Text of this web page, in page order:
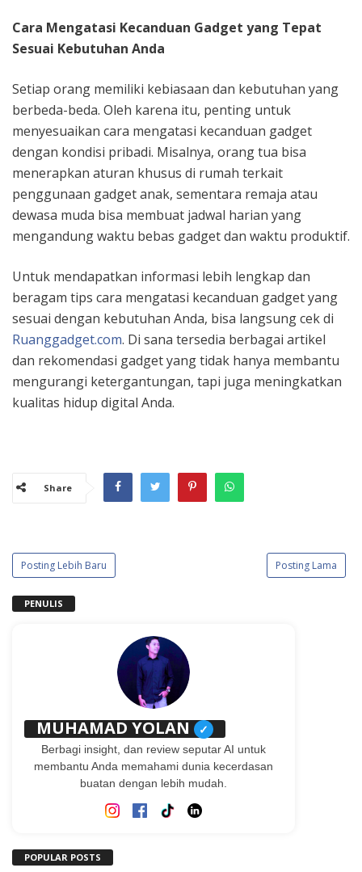
Cara Mengatasi Kecanduan Gadget yang Tepat
Sesuai Kebutuhan Anda
Setiap orang memiliki kebiasaan dan kebutuhan yang
berbeda-beda. Oleh karena itu, penting untuk
menyesuaikan cara mengatasi kecanduan gadget
dengan kondisi pribadi. Misalnya, orang tua bisa
menerapkan aturan khusus di rumah terkait
penggunaan gadget anak, sementara remaja atau
dewasa muda bisa membuat jadwal harian yang
mengandung waktu bebas gadget dan waktu produktif.
Untuk mendapatkan informasi lebih lengkap dan
beragam tips cara mengatasi kecanduan gadget yang
sesuai dengan kebutuhan Anda, bisa langsung cek di
Ruanggadget.com. Di sana tersedia berbagai artikel
dan rekomendasi gadget yang tidak hanya membantu
mengurangi ketergantungan, tapi juga meningkatkan
kualitas hidup digital Anda.
Share
Posting Lebih Baru Posting Lama
PENULIS
MUHAMAD YOLAN ✓
Berbagi insight, dan review seputar AI untuk
membantu Anda memahami dunia kecerdasan
buatan dengan lebih mudah.
POPULAR POSTS